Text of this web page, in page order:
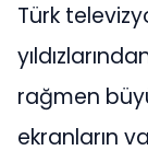
Türk
rağmen
ekranların